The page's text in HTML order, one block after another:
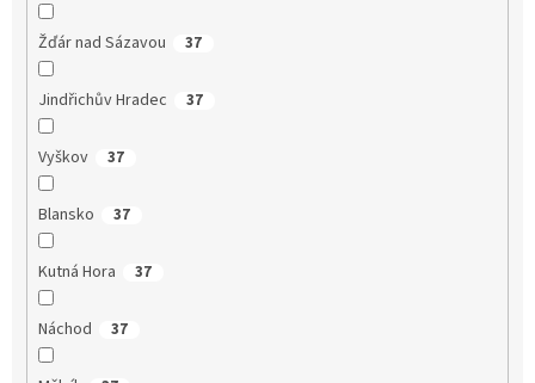
Žďár nad Sázavou 37
Jindřichův Hradec 37
Vyškov 37
Blansko 37
Kutná Hora 37
Náchod 37